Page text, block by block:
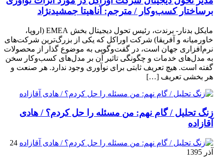
برساختار کسب‌وکار / مترجم: آناهیتا جمشیدنژاد
مایکل بدنار- برندت، رئیس تحول دیجیتال بخش EMEA (اروپا،
خاورمیانه و آفریقا) شرکت اوراکل که یکی از بزرگ‌ترین شرکت‌های
نرم‌افزاری جهان است، در گفت‌وگویی به موضوع گذار از محصولات
به مدل‌های خدمات و چگونگی تاثیر آن بر مدل‌های کسب‌و‌کار سخن
گفته است. هیچ تعریف ثابتی برای نوآوری وجود ندارد. هر صنعت و
هر بخشی تعریف […]
زنگ تحلیل / گام نهم: من مسئله را حل کردم؟ / هادی
آقازاده
24
آذر 1395